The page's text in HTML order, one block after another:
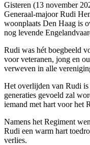
Gisteren (13 november
Generaal-majoor Rudi
woonplaats Den Haag is
nog levende
Rudi was hét boegbeeld
voor veteranen, jong en
verweven in alle
Het overlijden van Rudi
generaties gevoeld zal
iemand met hart voor het
Namens het Regiment
Rudi een warm hart
verlies.